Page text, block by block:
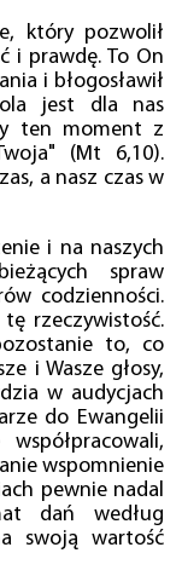
który pozwolił
i prawdę. To On
i błogosławił
jest dla nas
ten moment z
(Mt 6,10).
a nasz czas w
i na naszych
spraw
codzienności.
rzeczywistość.
to, co
i Wasze głosy,
w audycjach
do Ewangelii
wspomnienie
pewnie nadal
dań według
swoją wartość